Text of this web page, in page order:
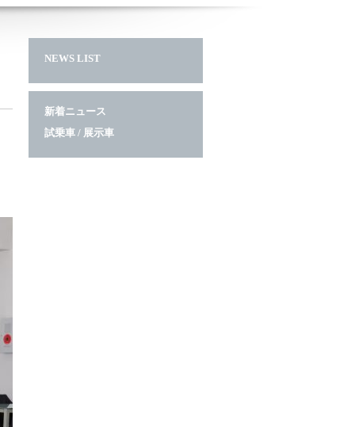
NEWS LIST
新着ニュース
試乗車 / 展示車